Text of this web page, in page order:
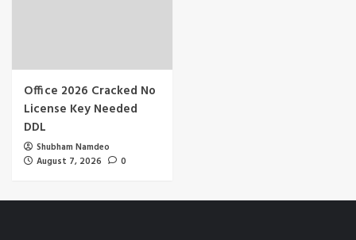
Office 2026 Cracked No
License Key Needed
DDL
Shubham Namdeo
August 7, 2026
0